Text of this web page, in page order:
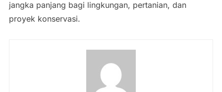
jangka panjang bagi lingkungan, pertanian, dan
proyek konservasi.